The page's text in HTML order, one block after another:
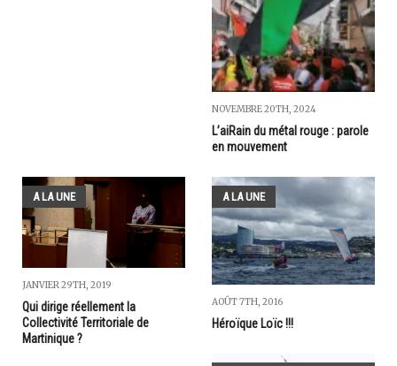
NOVEMBRE 20TH, 2024
L’aiRain du métal rouge : parole
en mouvement
A LA UNE
JANVIER 29TH, 2019
Qui dirige réellement la
Collectivité Territoriale de
Martinique ?
A LA UNE
AOÛT 7TH, 2016
Héroïque Loïc !!!